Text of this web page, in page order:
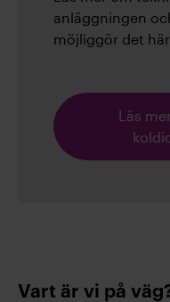
anläggningen
möjliggör det
Läs
Vart är vi på